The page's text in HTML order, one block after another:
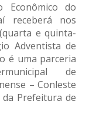
Econômico do
receberá nos
e quinta-
Adventista de
é uma parceria
de
– Conleste
Prefeitura de